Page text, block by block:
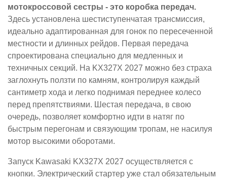
мотокроссовой сестры - это коробка передач.
Здесь установлена шестиступенчатая трансмиссия,
идеально адаптированная для гонок по пересеченной
местности и длинных рейдов. Первая передача
спроектирована специально для медленных и
техничных секций. На KX327X 2027 можно без страха
заглохнуть ползти по камням, контролируя каждый
сантиметр хода и легко поднимая переднее колесо
перед препятствиями. Шестая передача, в свою
очередь, позволяет комфортно идти в натяг по
быстрым перегонам и связующим тропам, не насилуя
мотор высокими оборотами.
Запуск Kawasaki KX327X 2027 осуществляется с
кнопки. Электрический стартер уже стал обязательным